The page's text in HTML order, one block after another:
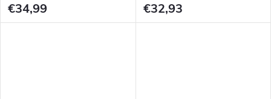
€34,99 €32,93